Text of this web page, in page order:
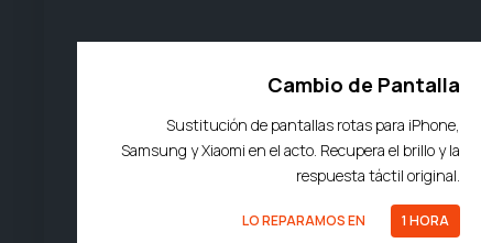
Cambio de Pantalla
Sustitución de pantallas rotas para iPhone,
Samsung y Xiaomi en el acto. Recupera el brillo y la
respuesta táctil original.
LO REPARAMOS EN 1 HORA